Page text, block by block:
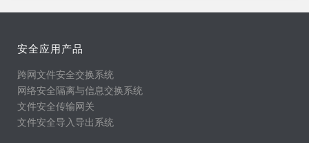
安全应用产品
跨网文件安全交换系统
网络安全隔离与信息交换系统
文件安全传输网关
文件安全导入导出系统